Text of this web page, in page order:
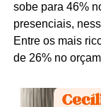
sobe para 46%
presenciais,
Entre os mais
de 26% no